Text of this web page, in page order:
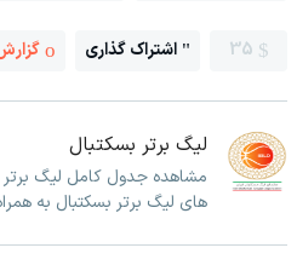
35 اشتراک گذاری
لیگ برتر بسکتبال
مشاهده جدول کامل لیگ برتر
های لیگ برتر بسکتبال به